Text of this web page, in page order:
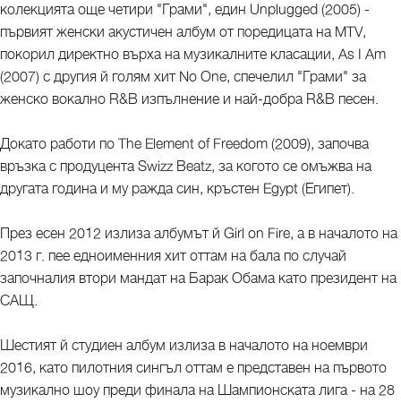
колекцията още четири "Грами", един Unplugged (2005) -
първият женски акустичен албум от поредицата на MTV,
покорил директно върха на музикалните класации, As I Am
(2007) с другия й голям хит No One, спечелил "Грами" за
женско вокално R&B изпълнение и най-добра R&B песен.
Докато работи по The Element of Freedom (2009), започва
връзка с продуцента Swizz Beatz, за когото се омъжва на
другата година и му ражда син, кръстен Egypt (Египет).
През есен 2012 излиза албумът й Girl on Fire, а в началото на
2013 г. пее едноименния хит оттам на бала по случай
започналия втори мандат на Барак Обама като президент на
САЩ.
Шестият й студиен албум излиза в началото на ноември
2016, като пилотния сингъл оттам е представен на първото
музикално шоу преди финала на Шампионската лига - на 28